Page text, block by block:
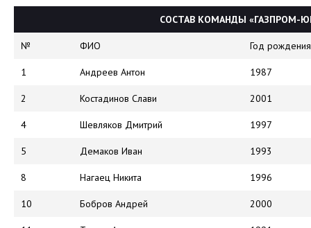
СОСТАВ КОМАНДЫ «ГАЗПРОМ-
№ ФИО Год рождения
1 Андреев Антон 1987
2 Костадинов Слави 2001
4 Шевляков Дмитрий 1997
5 Демаков Иван 1993
8 Нагаец Никита 1996
10 Бобров Андрей 2000